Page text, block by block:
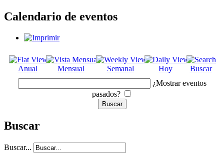
Calendario de eventos
Anual Mensual Semanal Hoy
Buscar
¿Mostrar eventos
pasados?
Buscar
Buscar...